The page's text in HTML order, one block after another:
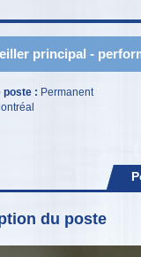
principal -
poste : Permanent
du poste